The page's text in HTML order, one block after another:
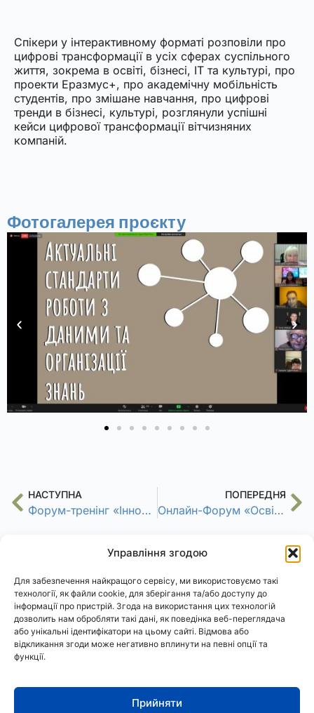
Управління згодою
Для забезпечення найкращого сервісу, ми використовуємо такі
технології, як файли cookie, для зберігання та/або доступу до
інформації про пристрій. Згода на використання цих технологій
дозволить нам обробляти такі дані, як поведінка веб-переглядача
або унікальні ідентифікатори на цьому сайті. Відмова або
відкликання згоди може негативно вплинути на певні опції та
функції.
Прийняти
Спікери у інтерактивному форматі розповіли про
цифрові трансформації в усіх сферах суспільного
життя, зокрема в освіті, бізнесі, ІТ та культурі, про
проекти Еразмус+, про академічну мобільність
студентів, про змішане навчання, про цифрові
тренди в бізнесі, культурі, розглянули успішні
кейси цифрової трансформації вітчизняних
компаній.
Фотогалерея проєкту
НАСТУПНА
Форум-тренінг «Інновації в освіті, бізнесі, ІТ та культурі».
ПОПЕРЕДНЯ
Онлайн-Форум «Освіта. Бізнес. Держава. Співробітництво заради добробуту»
АСтРО
Політика конфіденційності